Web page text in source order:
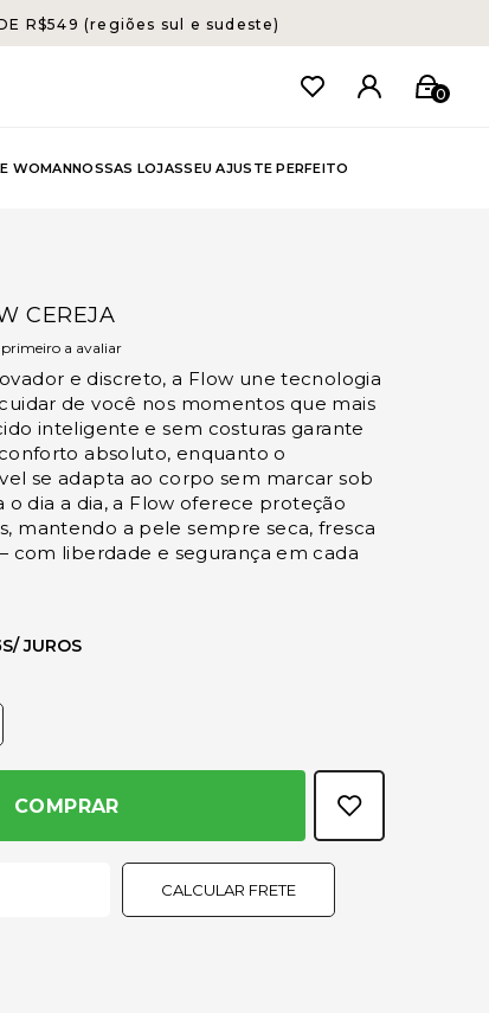
R$549 (regiões sul e sudeste)
0
WOMANNOSSAS LOJASSEU AJUSTE PERFEITO
CEREJA
primeiro a avaliar
e discreto, a Flow une tecnologia
de você nos momentos que mais
inteligente e sem costuras garante
absoluto, enquanto o
se adapta ao corpo sem marcar sob
o dia a dia, a Flow oferece proteção
mantendo a pele sempre seca, fresca
com liberdade e segurança em cada
COMPRAR
CALCULAR FRETE